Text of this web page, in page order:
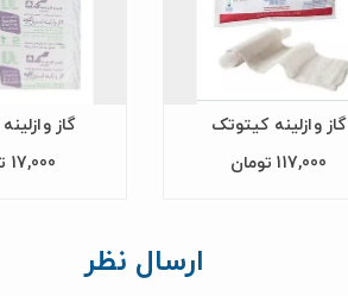
گاز
17,000 تومان
گاز وازلینه کیتوتک
117,000 تومان
ارسال نظر